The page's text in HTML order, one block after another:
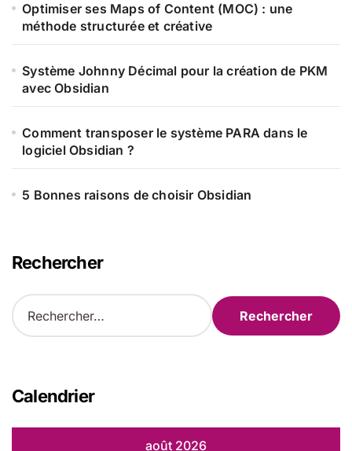
Optimiser ses Maps of Content (MOC) : une
méthode structurée et créative
Système Johnny Décimal pour la création de PKM
avec Obsidian
Comment transposer le système PARA dans le
logiciel Obsidian ?
5 Bonnes raisons de choisir Obsidian
Rechercher
R
e
r
c
Calendrier
août 2026